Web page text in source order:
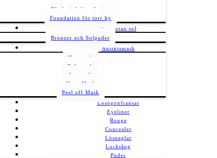
Ekologisk foundation
Foundation för torr hy
Brun utan sol
Bronzer och Solpuder
Ansiktsmask
Nattmask
Fuktmask
Lermask
Sheet Mask
Peel off Mask
Lösögonfransar
Eyeliner
Rouge
Concealer
Lösnaglar
Locktång
Puder